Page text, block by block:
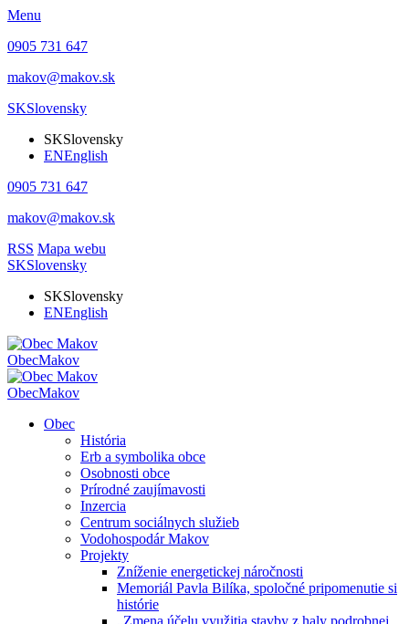
Menu
0905 731 647
makov@makov.sk
SKSlovensky
SKSlovensky
ENEnglish
0905 731 647
makov@makov.sk
RSS Mapa webu
SKSlovensky
SKSlovensky
ENEnglish
ObecMakov
ObecMakov
Obec
História
Erb a symbolika obce
Osobnosti obce
Prírodné zaujímavosti
Inzercia
Centrum sociálnych služieb
Vodohospodár Makov
Projekty
Zníženie energetickej náročnosti
Memoriál Pavla Bilíka, spoločné pripomenutie si
histórie
„Zmena účelu využitia stavby z haly podrobnej